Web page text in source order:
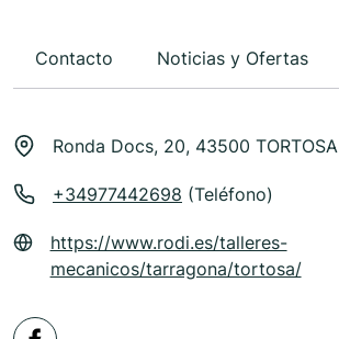
Contacto Noticias y Ofertas
Ronda Docs, 20, 43500 TORTOSA
+34977442698 (Teléfono)
https://www.rodi.es/talleres-
mecanicos/tarragona/tortosa/